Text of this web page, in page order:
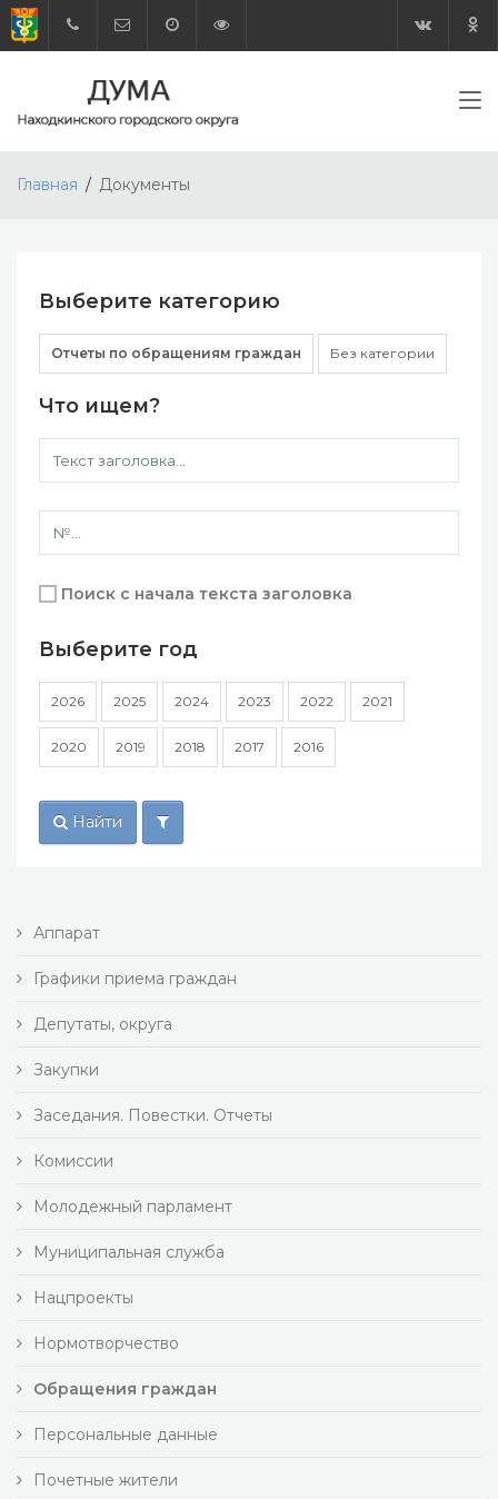
Главная Документы
Выберите категорию
Отчеты по обращениям граждан Без категории
Что ищем?
Поиск с начала текста заголовка
Выберите год
2026 2025 2024 2023 2022 2021
2020 2019 2018 2017 2016
Найти
Аппарат
Графики приема граждан
Депутаты, округа
Закупки
Заседания. Повестки. Отчеты
Комиссии
Молодежный парламент
Муниципальная служба
Нацпроекты
Нормотворчество
Обращения граждан
Персональные данные
Почетные жители